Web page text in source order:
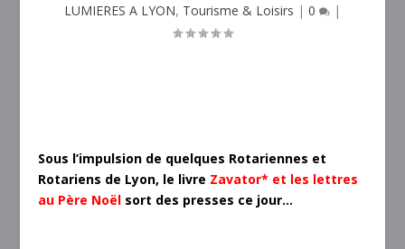
LUMIERES A LYON, Tourisme & Loisirs | 0 |
Sous l’impulsion de quelques Rotariennes et
Rotariens de Lyon, le livre Zavator* et les lettres
au Père Noël sort des presses ce jour…